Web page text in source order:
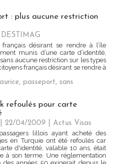
: plus aucune restriction
DESTIMAG
désirant se rendre à l’île
munis d’une carte d’identité,
aucune restriction sur les types
français désirant se rendre à
, passeport, sans
refoulés pour carte
| 22/04/2009 |Actus Visas
lillois ayant acheté des
en Turquie ont été refoulés car
d'identité, valable 10 ans, était
à son terme. Une réglementation